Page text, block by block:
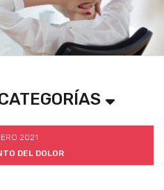
2021
DEL DOLOR